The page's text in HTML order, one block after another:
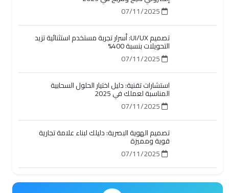
تصميم UI/UX: أسرار تجربة مستخدم استثنائية تزيد
التحويلات بنسبة 400%
استشارات تقنية: دليل اختيار الحلول السحابية
المناسبة لعملك في 2025
تصميم الهوية البصرية: دليلك لبناء علامة تجارية
قوية ومميزة